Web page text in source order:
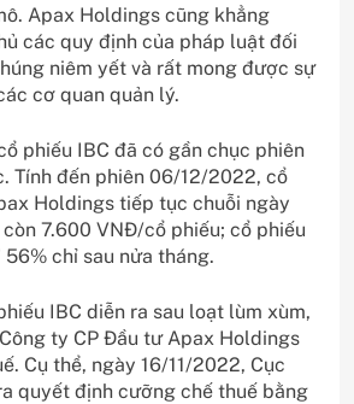
Apax Holdings cũng khẳng
các quy định của pháp luật đối
niêm yết và rất mong được sự
cơ quan quản lý.
phiếu IBC đã có gần chục phiên
Tính đến phiên 06/12/2022, cổ
Holdings tiếp tục chuỗi ngày
7.600 VNĐ/cổ phiếu; cổ phiếu
56% chỉ sau nửa tháng.
IBC diễn ra sau loạt lùm xùm,
ty CP Đầu tư Apax Holdings
Cụ thể, ngày 16/11/2022, Cục
quyết định cưỡng chế thuế bằng